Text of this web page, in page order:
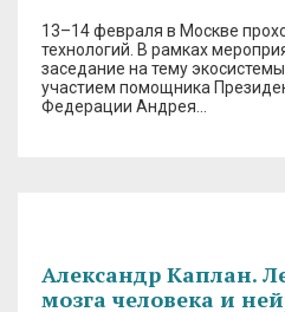
13–14 февраля в Москве
технологий. В рамках
заседание на тему
участием помощника
Федерации Андрея…
Александр Каплан.
мозга человека и